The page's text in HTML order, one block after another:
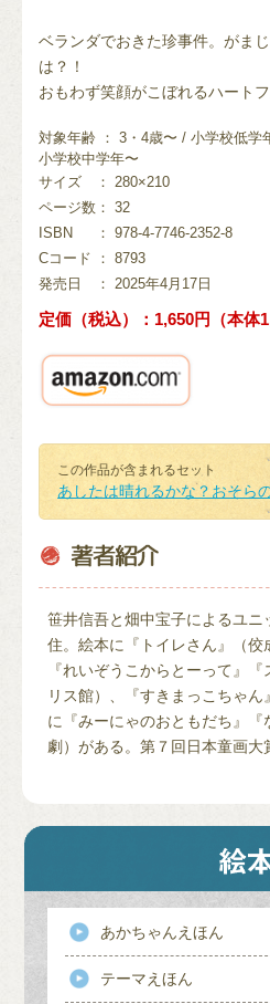
ベランダでおきた珍事件。がま
は？！
おもわず笑顔がこぼれるハート
対象年齢 ： 3・4歳〜 / 小学校低学
小学校中学年〜
サイズ
： 280×210
ページ数 ： 32
ISBN
： 978-4-7746-2352-8
Cコード
： 8793
発売日
： 2025年4月17日
定価（税込）：1,650円（本体
この作品が含まれるセット
あしたは晴れるかな？おそら
笹井信吾と畑中宝子によるユニ
住。絵本に『トイレさん』（佼
『れいぞうこからとーって』
リス館）、『すきまっこちゃ
に『みーにゃのおともだち』
劇）がある。第７回日本童画大
あかちゃんえほん
テーマえほん